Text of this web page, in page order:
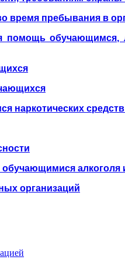
время пребывания в
помощь
наркотических
организаций